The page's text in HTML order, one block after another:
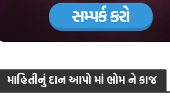
માહિતીનું દાન આપો માં ભોમ ને કાજ